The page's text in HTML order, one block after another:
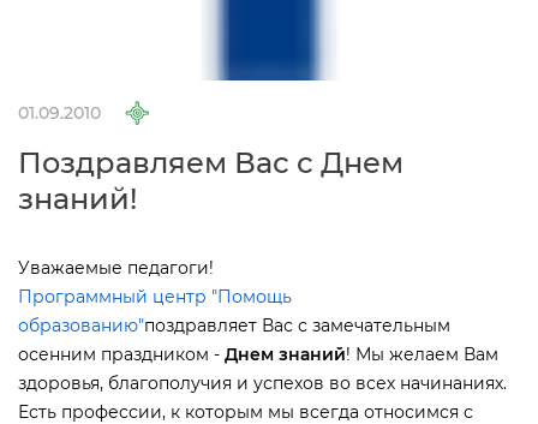
01.09.2010
Поздравляем Вас с Днем
знаний!
Уважаемые педагоги!
Программный центр "Помощь
образованию"поздравляет Вас с замечательным
осенним праздником - Днем знаний! Мы желаем Вам
здоровья, благополучия и успехов во всех начинаниях.
Есть профессии, к которым мы всегда относимся с